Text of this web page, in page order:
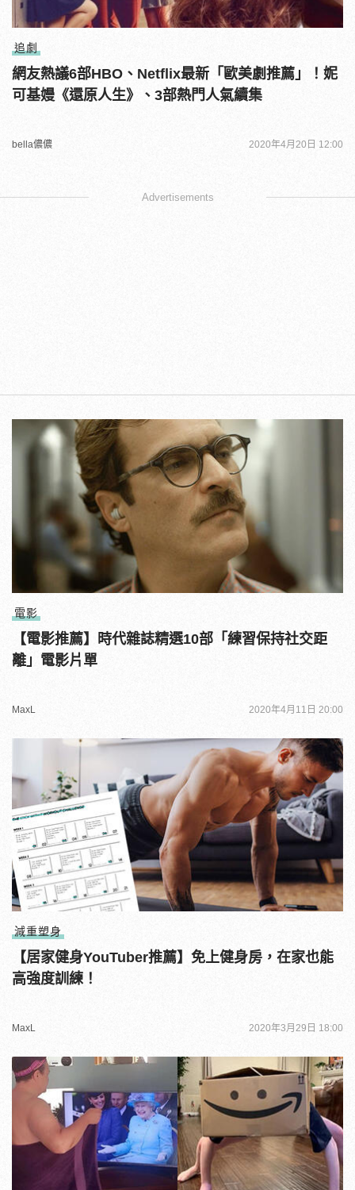
追劇
網友熱議6部HBO、Netflix最新「歐美劇推薦」！妮
可基嫚《還原人生》、3部熱門人氣續集
bella儂儂 2020年4月20日 12:00
Advertisements
電影
【電影推薦】時代雜誌精選10部「練習保持社交距
離」電影片單
MaxL 2020年4月11日 20:00
減重塑身
【居家健身YouTuber推薦】免上健身房，在家也能
高強度訓練！
MaxL 2020年3月29日 18:00